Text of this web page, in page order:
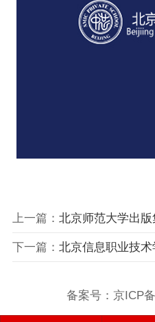
上一篇： 北京师范大学出版
下一篇： 北京信息职业技术
备案号： 京ICP